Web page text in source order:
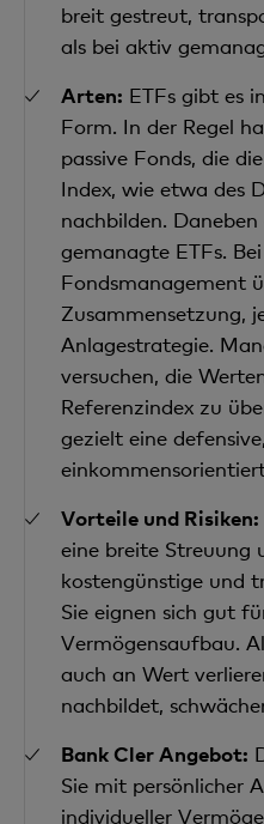
breit gestreut,
als bei aktiv
Arten: ETFs gibt es
Form. In der Regel
passive Fonds, die
Index, wie etwa des
nachbilden.
gemanagte ETFs.
Fondsmanagement
Zusammensetzung,
Anlagestrategie.
versuchen, die
Referenzindex zu
gezielt eine
Vorteile und Risiken:
eine breite Streuung
kostengünstige und
Sie eignen sich gut
Vermögensaufbau.
auch an Wert
nachbildet,
Bank Cler Angebot:
Sie mit persönlicher
individueller